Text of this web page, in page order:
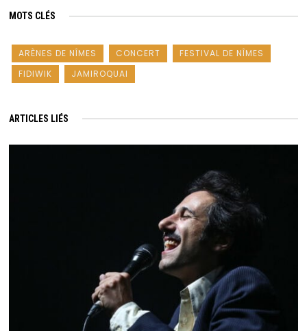
MOTS CLÉS
ARÈNES DE NÎMES CONCERT
FESTIVAL DE NÎMES
FIDIWIK
JAMIROQUAI
ARTICLES LIÉS